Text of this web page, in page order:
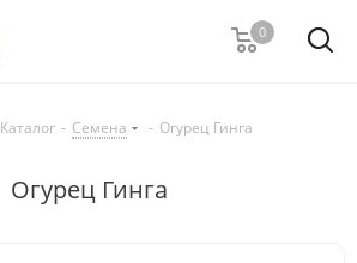
0
Каталог - Семена - Огурец Гинга
Огурец Гинга